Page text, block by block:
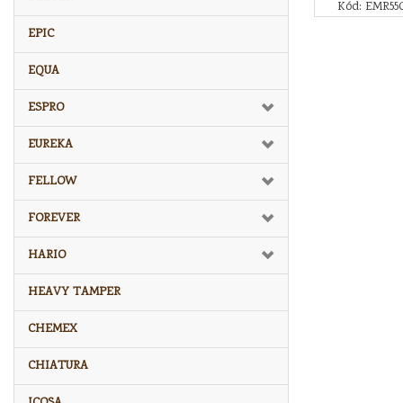
EPIC
EQUA
ESPRO
EUREKA
FELLOW
FOREVER
HARIO
HEAVY TAMPER
CHEMEX
CHIATURA
Kód: